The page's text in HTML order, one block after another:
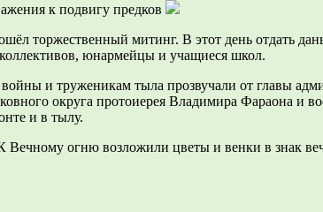
к подвигу предков
торжественный митинг. В этот день отдать
юнармейцы и учащиеся школ.
и труженикам тыла прозвучали от главы
округа протоиерея Владимира Фараона и
и в тылу.
огню возложили цветы и венки в знак